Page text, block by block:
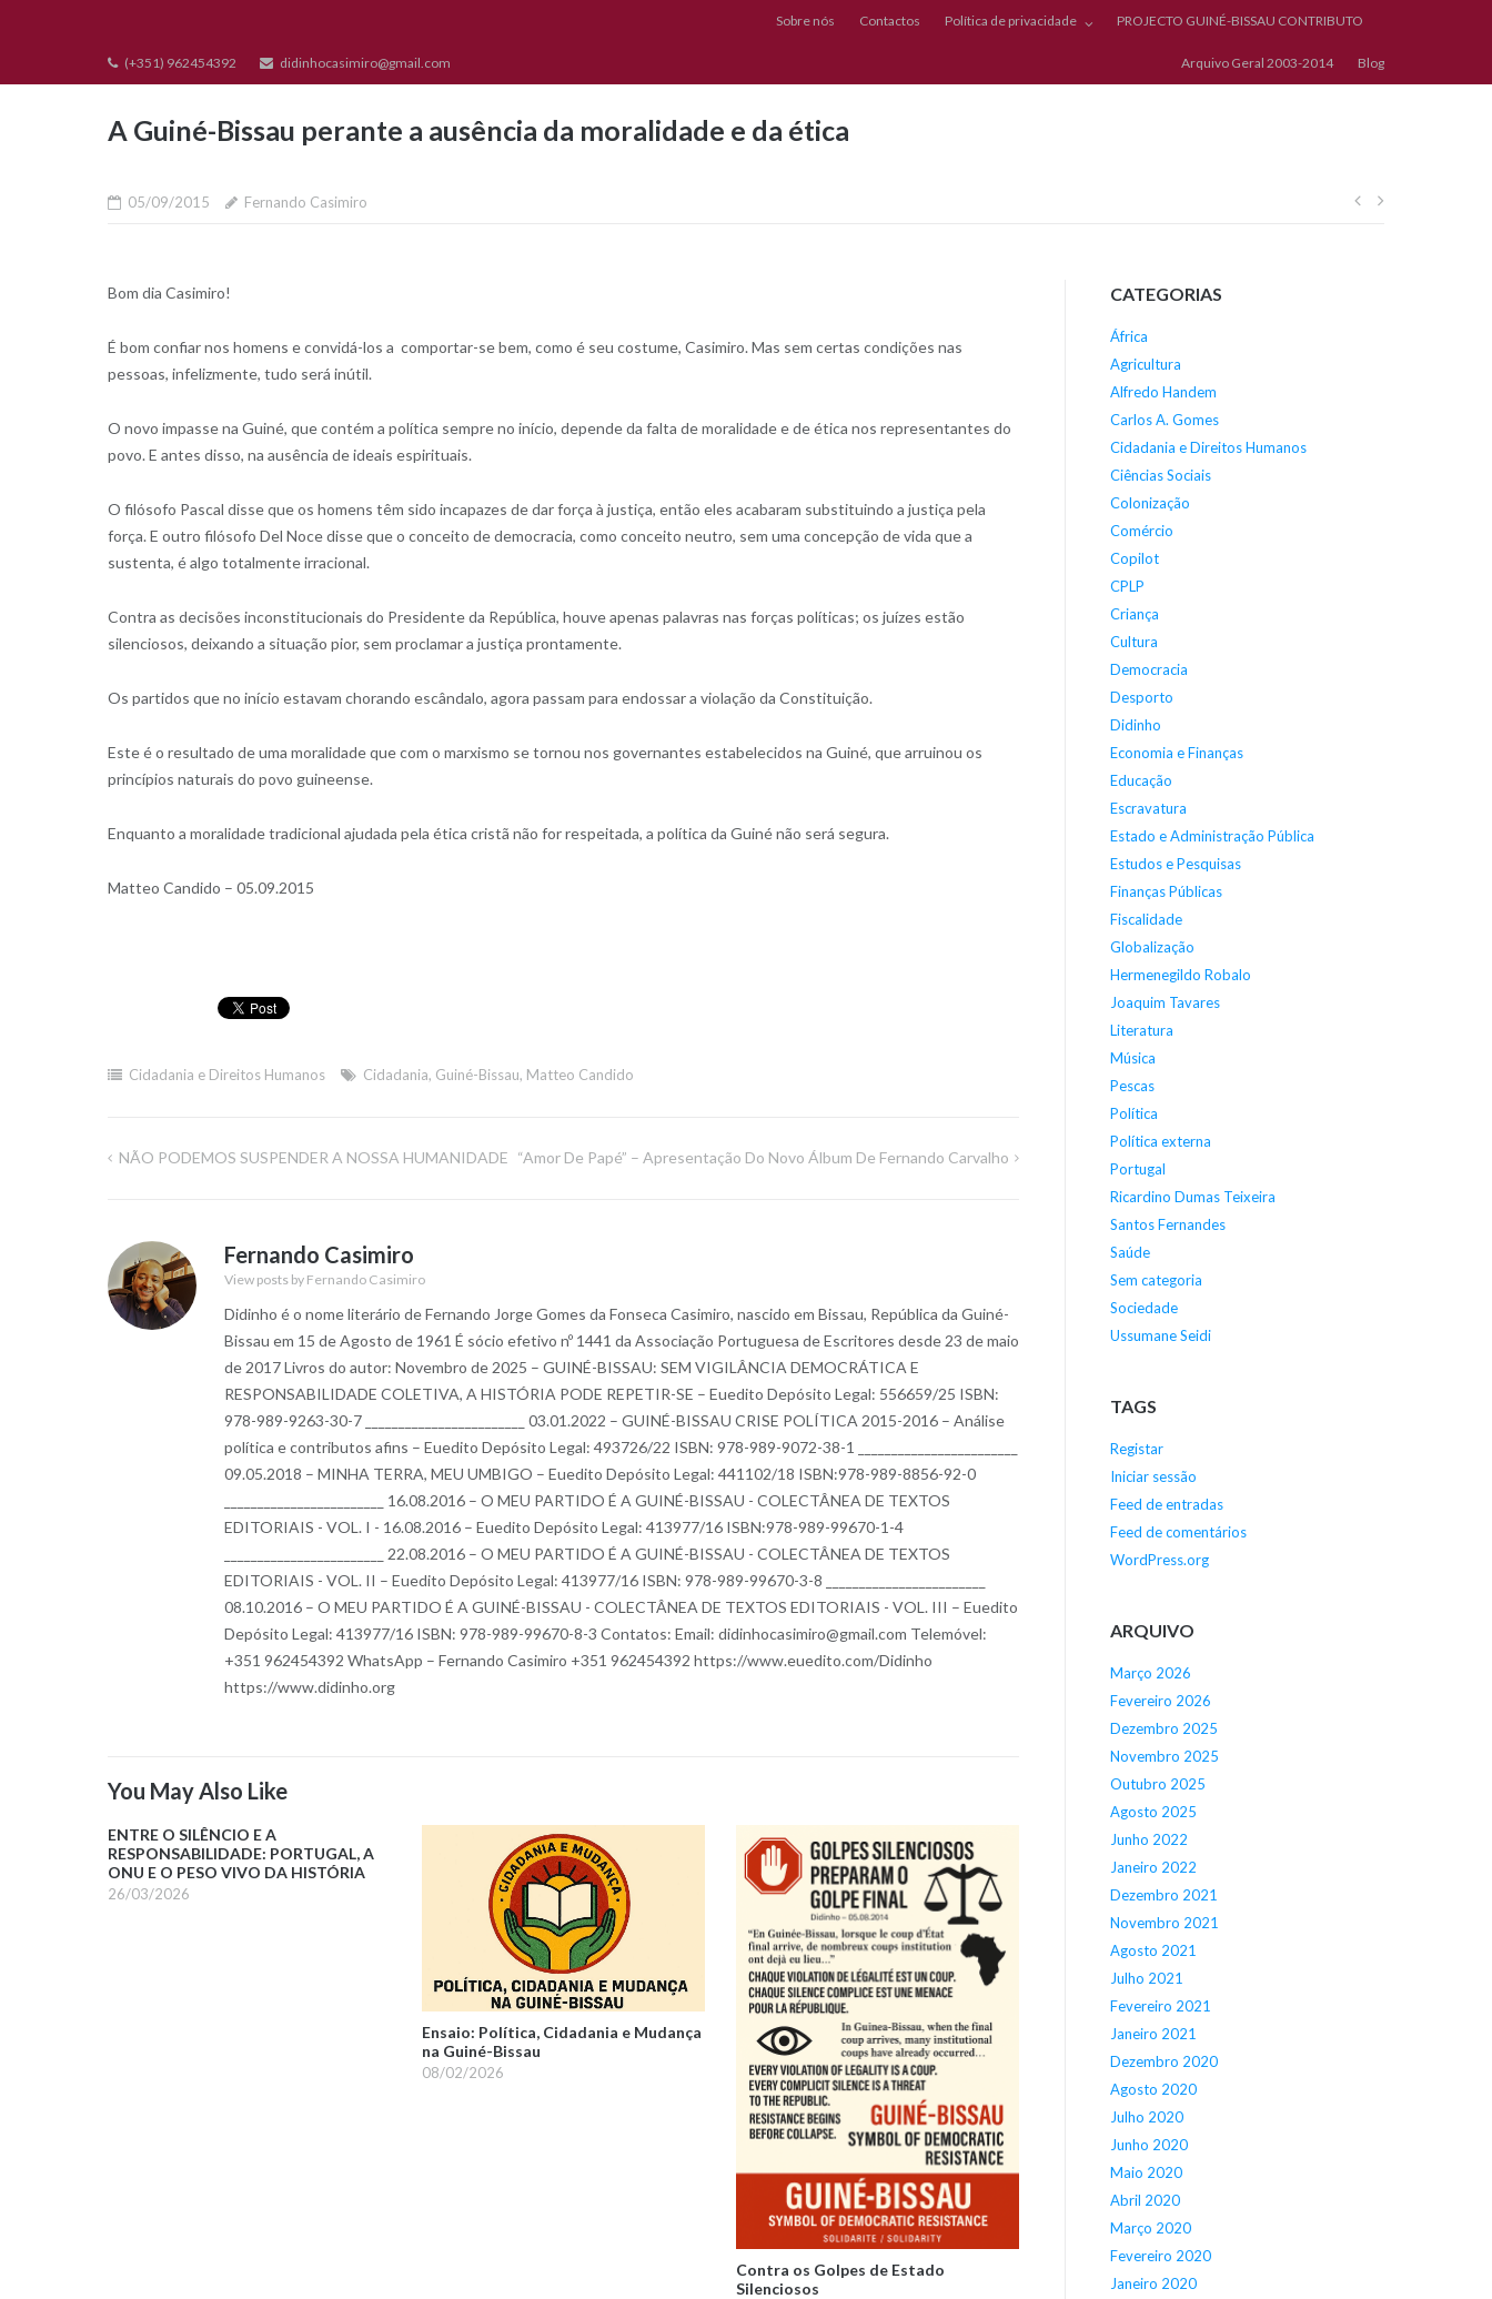
(+351) 962454392 didinhocasimiro@gmail.com
Sobre nós Contactos Política de privacidade PROJECTO GUINÉ-BISSAU CONTRIBUTO
Arquivo Geral 2003-2014 Blog
A Guiné-Bissau perante a ausência da moralidade e da ética
05/09/2015 Fernando Casimiro
Navegação
Bom dia Casimiro!
É bom confiar nos homens e convidá-los a comportar-se bem, como é seu costume, Casimiro. Mas sem certas condições nas
pessoas, infelizmente, tudo será inútil.
O novo impasse na Guiné, que contém a política sempre no início, depende da falta de moralidade e de ética nos representantes do
povo. E antes disso, na ausência de ideais espirituais.
O filósofo Pascal disse que os homens têm sido incapazes de dar força à justiça, então eles acabaram substituindo a justiça pela
força. E outro filósofo Del Noce disse que o conceito de democracia, como conceito neutro, sem uma concepção de vida que a
sustenta, é algo totalmente irracional.
Contra as decisões inconstitucionais do Presidente da República, houve apenas palavras nas forças políticas; os juízes estão
silenciosos, deixando a situação pior, sem proclamar a justiça prontamente.
Os partidos que no início estavam chorando escândalo, agora passam para endossar a violação da Constituição.
Este é o resultado de uma moralidade que com o marxismo se tornou nos governantes estabelecidos na Guiné, que arruinou os
princípios naturais do povo guineense.
Enquanto a moralidade tradicional ajudada pela ética cristã não for respeitada, a política da Guiné não será segura.
Matteo Candido – 05.09.2015
Cidadania e Direitos Humanos Cidadania, Guiné-Bissau, Matteo Candido
Navegação
artigos
NÃO PODEMOS SUSPENDER A NOSSA HUMANIDADE “Amor De Papé” – Apresentação Do Novo Álbum De Fernando Carvalho
Fernando Casimiro
View posts by Fernando Casimiro
Didinho é o nome literário de Fernando Jorge Gomes da Fonseca Casimiro, nascido em Bissau, República da Guiné-
Bissau em 15 de Agosto de 1961 É sócio efetivo nº 1441 da Associação Portuguesa de Escritores desde 23 de maio
de 2017 Livros do autor: Novembro de 2025 – GUINÉ-BISSAU: SEM VIGILÂNCIA DEMOCRÁTICA E
RESPONSABILIDADE COLETIVA, A HISTÓRIA PODE REPETIR-SE – Euedito Depósito Legal: 556659/25 ISBN:
978-989-9263-30-7 ________________________ 03.01.2022 – GUINÉ-BISSAU CRISE POLÍTICA 2015-2016 – Análise
política e contributos afins – Euedito Depósito Legal: 493726/22 ISBN: 978-989-9072-38-1 ________________________
09.05.2018 – MINHA TERRA, MEU UMBIGO – Euedito Depósito Legal: 441102/18 ISBN:978-989-8856-92-0
________________________ 16.08.2016 – O MEU PARTIDO É A GUINÉ-BISSAU - COLECTÂNEA DE TEXTOS
EDITORIAIS - VOL. I - 16.08.2016 – Euedito Depósito Legal: 413977/16 ISBN:978-989-99670-1-4
________________________ 22.08.2016 – O MEU PARTIDO É A GUINÉ-BISSAU - COLECTÂNEA DE TEXTOS
EDITORIAIS - VOL. II – Euedito Depósito Legal: 413977/16 ISBN: 978-989-99670-3-8 ________________________
08.10.2016 – O MEU PARTIDO É A GUINÉ-BISSAU - COLECTÂNEA DE TEXTOS EDITORIAIS - VOL. III – Euedito
Depósito Legal: 413977/16 ISBN: 978-989-99670-8-3 Contatos: Email: didinhocasimiro@gmail.com Telemóvel:
+351 962454392 WhatsApp – Fernando Casimiro +351 962454392 https://www.euedito.com/Didinho
https://www.didinho.org
You May Also Like
ENTRE O SILÊNCIO E A
RESPONSABILIDADE: PORTUGAL, A
ONU E O PESO VIVO DA HISTÓRIA
26/03/2026
Ensaio: Política, Cidadania e Mudança
na Guiné-Bissau
08/02/2026
Contra os Golpes de Estado
Silenciosos
CATEGORIAS
África
Agricultura
Alfredo Handem
Carlos A. Gomes
Cidadania e Direitos Humanos
Ciências Sociais
Colonização
Comércio
Copilot
CPLP
Criança
Cultura
Democracia
Desporto
Didinho
Economia e Finanças
Educação
Escravatura
Estado e Administração Pública
Estudos e Pesquisas
Finanças Públicas
Fiscalidade
Globalização
Hermenegildo Robalo
Joaquim Tavares
Literatura
Música
Pescas
Política
Política externa
Portugal
Ricardino Dumas Teixeira
Santos Fernandes
Saúde
Sem categoria
Sociedade
Ussumane Seidi
TAGS
Registar
Iniciar sessão
Feed de entradas
Feed de comentários
WordPress.org
ARQUIVO
Março 2026
Fevereiro 2026
Dezembro 2025
Novembro 2025
Outubro 2025
Agosto 2025
Junho 2022
Janeiro 2022
Dezembro 2021
Novembro 2021
Agosto 2021
Julho 2021
Fevereiro 2021
Janeiro 2021
Dezembro 2020
Agosto 2020
Julho 2020
Junho 2020
Maio 2020
Abril 2020
Março 2020
Fevereiro 2020
Janeiro 2020